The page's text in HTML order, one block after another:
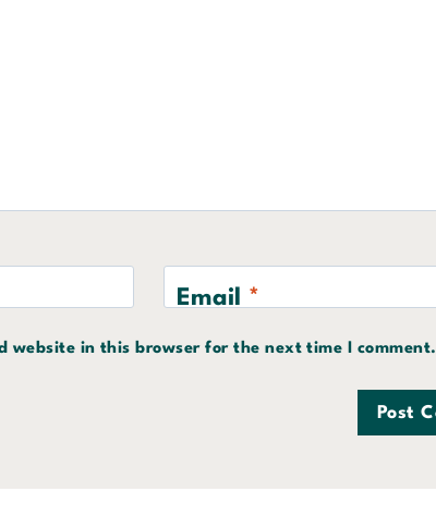
Email *
website in this browser for the next time I comment.